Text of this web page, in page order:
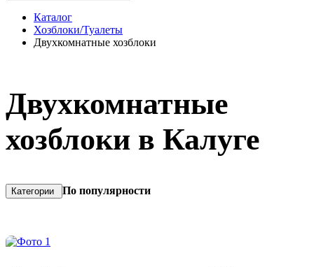
Каталог
Хозблоки/Туалеты
Двухкомнатные хозблоки
Двухкомнатные
хозблоки в Калуге
Категории По популярности